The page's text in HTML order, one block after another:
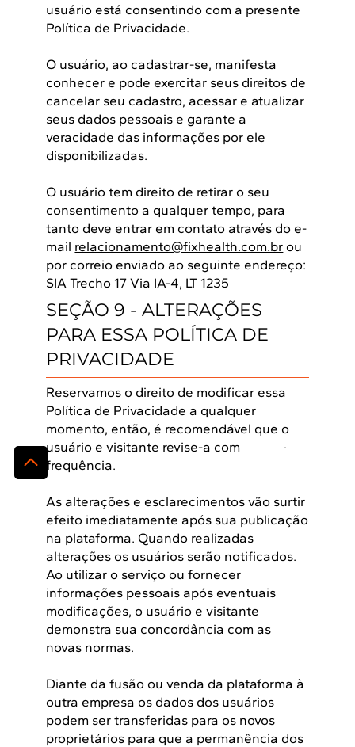
usuário está consentindo com a presente
Política de Privacidade.
O usuário, ao cadastrar-se, manifesta
conhecer e pode exercitar seus direitos de
cancelar seu cadastro, acessar e atualizar
seus dados pessoais e garante a
veracidade das informações por ele
disponibilizadas.
O usuário tem direito de retirar o seu
consentimento a qualquer tempo, para
tanto deve entrar em contato através do e-
mail relacionamento@fixhealth.com.br ou
por correio enviado ao seguinte endereço:
SIA Trecho 17 Via IA-4, LT 1235
SEÇÃO 9 - ALTERAÇÕES
PARA ESSA POLÍTICA DE
PRIVACIDADE
Reservamos o direito de modificar essa
Política de Privacidade a qualquer
momento, então, é recomendável que o
usuário e visitante revise-a com
frequência.
As alterações e esclarecimentos vão surtir
efeito imediatamente após sua publicação
na plataforma. Quando realizadas
alterações os usuários serão notificados.
Ao utilizar o serviço ou fornecer
informações pessoais após eventuais
modificações, o usuário e visitante
demonstra sua concordância com as
novas normas.
Diante da fusão ou venda da plataforma à
outra empresa os dados dos usuários
podem ser transferidas para os novos
proprietários para que a permanência dos